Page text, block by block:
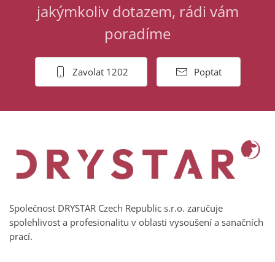
jakýmkoliv dotazem, rádi vám
poradíme
Zavolat 1202 Poptat
Společnost DRYSTAR Czech Republic s.r.o. zaručuje
spolehlivost a profesionalitu v oblasti vysoušení a sanačních
prací.